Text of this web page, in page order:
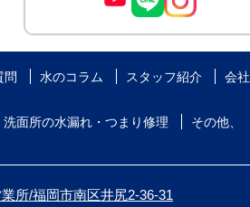
問 水のコラム スタッフ紹介
会社
洗面所の水漏れ・つまり修理
その他、
所/福岡市南区井尻2-36-31